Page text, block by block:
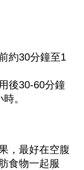
約30分鐘至1
後30-60分鐘
。
，最好在空腹
食物一起服